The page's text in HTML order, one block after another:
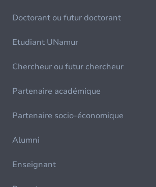
Doctorant ou futur doctorant
Etudiant UNamur
Chercheur ou futur chercheur
Partenaire académique
Partenaire socio-économique
Alumni
Enseignant